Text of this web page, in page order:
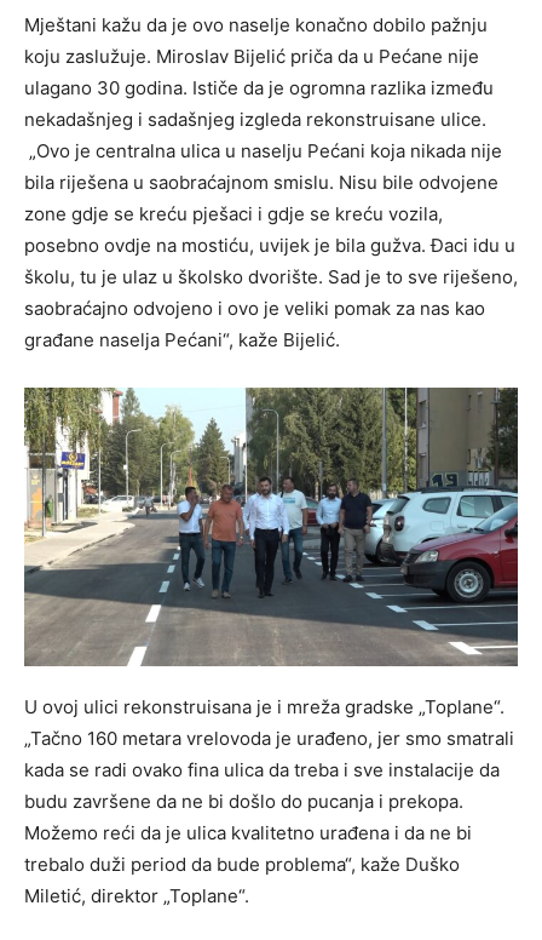
Mještani kažu da je ovo naselje konačno dobilo pažnju
koju zaslužuje. Miroslav Bijelić priča da u Pećane nije
ulagano 30 godina. Ističe da je ogromna razlika između
nekadašnjeg i sadašnjeg izgleda rekonstruisane ulice.
„Ovo je centralna ulica u naselju Pećani koja nikada nije
bila riješena u saobraćajnom smislu. Nisu bile odvojene
zone gdje se kreću pješaci i gdje se kreću vozila,
posebno ovdje na mostiću, uvijek je bila gužva. Đaci idu u
školu, tu je ulaz u školsko dvorište. Sad je to sve riješeno,
saobraćajno odvojeno i ovo je veliki pomak za nas kao
građane naselja Pećani“, kaže Bijelić.
U ovoj ulici rekonstruisana je i mreža gradske „Toplane“.
„Tačno 160 metara vrelovoda je urađeno, jer smo smatrali
kada se radi ovako fina ulica da treba i sve instalacije da
budu završene da ne bi došlo do pucanja i prekopa.
Možemo reći da je ulica kvalitetno urađena i da ne bi
trebalo duži period da bude problema“, kaže Duško
Miletić, direktor „Toplane“.